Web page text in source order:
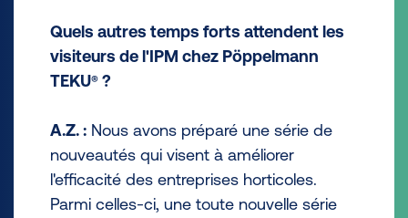
Quels autres temps forts attendent les
visiteurs de l'IPM chez Pöppelmann
TEKU® ?
A.Z. : Nous avons préparé une série de
nouveautés qui visent à améliorer
l'efficacité des entreprises horticoles.
Parmi celles-ci, une toute nouvelle série